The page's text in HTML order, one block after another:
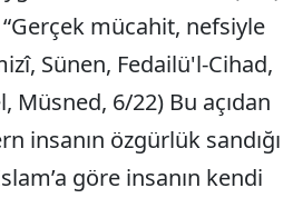
mücahit, nefsiyle
Sünen, Fedailü'l-Cihad,
Müsned, 6/22) Bu açıdan
insanın özgürlük sandığı
göre insanın kendi